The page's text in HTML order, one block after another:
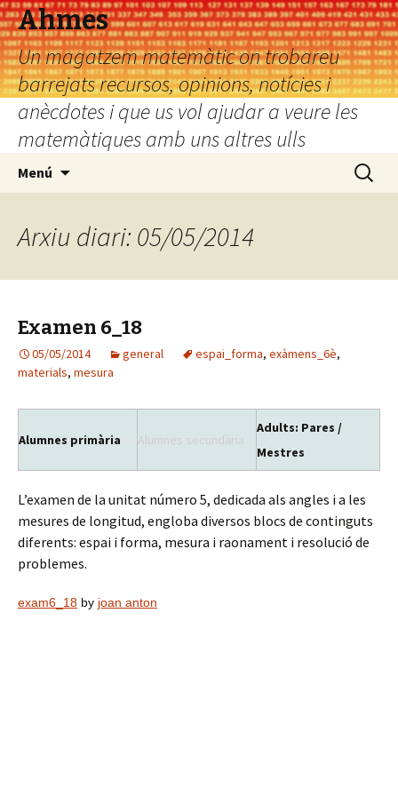
Ahmes
Un magatzem matemàtic on trobareu
barrejats recursos, opinions, notícies i
anècdotes i que us vol ajudar a veure les
matemàtiques amb uns altres ulls
Menú Cerca:
Arxiu diari: 05/05/2014
Examen 6_18
05/05/2014 general espai_forma, exàmens_6è,
materials, mesura
Alumnes primària Alumnes secundària
Adults: Pares /
Mestres
L’examen de la unitat número 5, dedicada als angles i a les
mesures de longitud, engloba diversos blocs de continguts
diferents: espai i forma, mesura i raonament i resolució de
problemes.
exam6_18 by joan anton